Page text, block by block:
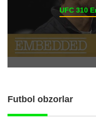
UFC 310
Futbol obzorlar